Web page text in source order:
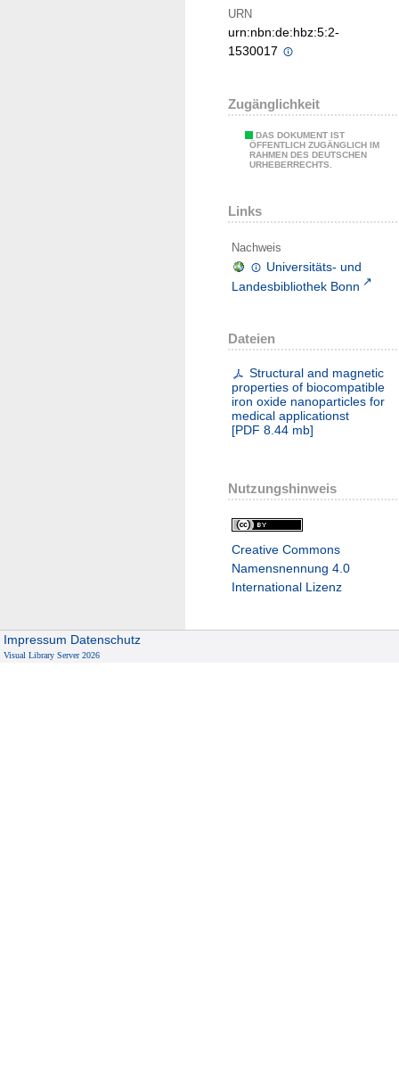
URN
urn:nbn:de:hbz:5:2-
1530017
Zugänglichkeit
DAS DOKUMENT IST
ÖFFENTLICH ZUGÄNGLICH IM
RAHMEN DES DEUTSCHEN
URHEBERRECHTS.
Links
Nachweis
Universitäts- und
Landesbibliothek Bonn
Dateien
Structural and magnetic
properties of biocompatible
iron oxide nanoparticles for
medical applicationst
[PDF 8.44 mb]
Nutzungshinweis
Creative Commons
Namensnennung 4.0
International Lizenz
Impressum Datenschutz
Visual Library Server 2026